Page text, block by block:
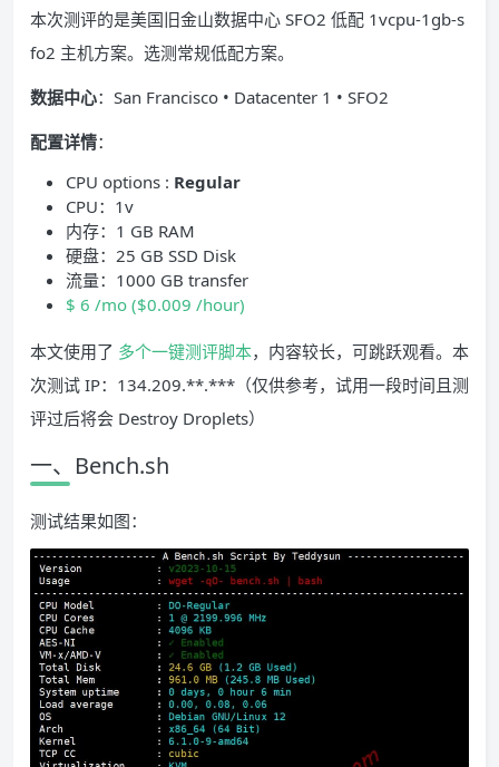
本次测评的是美国旧金山数据中心 SFO2 低配 1vcpu-1gb-s
fo2 主机方案。选测常规低配方案。
数据中心：San Francisco • Datacenter 1 • SFO2
配置详情：
CPU options : Regular
CPU：1v
内存：1 GB RAM
硬盘：25 GB SSD Disk
流量：1000 GB transfer
$ 6 /mo ($0.009 /hour)
本文使用了 多个一键测评脚本，内容较长，可跳跃观看。本
次测试 IP：134.209.**.***（仅供参考，试用一段时间且测
评过后将会 Destroy Droplets）
一、Bench.sh
测试结果如图：